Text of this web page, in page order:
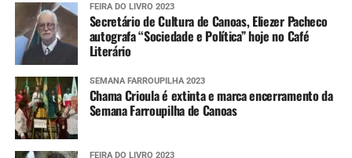
FEIRA DO LIVRO 2023
Secretário de Cultura de Canoas, Eliezer Pacheco
autografa “Sociedade e Política” hoje no Café
Literário
SEMANA FARROUPILHA 2023
Chama Crioula é extinta e marca encerramento da
Semana Farroupilha de Canoas
FEIRA DO LIVRO 2023